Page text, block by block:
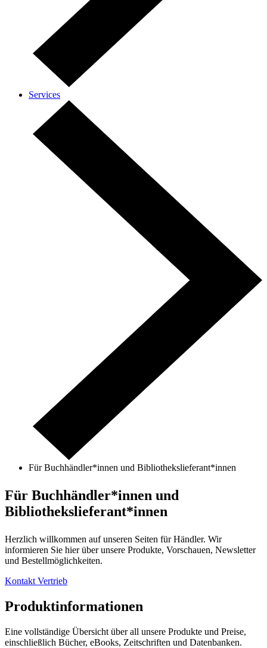
Services
Für Buchhändler*innen und Bibliothekslieferant*innen
Für Buchhändler*innen und
Bibliothekslieferant*innen
Herzlich willkommen auf unseren Seiten für Händler. Wir
informieren Sie hier über unsere Produkte, Vorschauen, Newsletter
und Bestellmöglichkeiten.
Kontakt Vertrieb
Produktinformationen
Eine vollständige Übersicht über all unsere Produkte und Preise,
einschließlich Bücher, eBooks, Zeitschriften und Datenbanken.